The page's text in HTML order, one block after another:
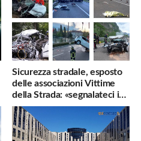
Sicurezza stradale, esposto
delle associazioni Vittime
della Strada: «segnalateci i
pericoli, interverremo
subito»